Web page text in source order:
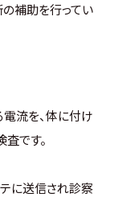
補助を行ってい
流を、体に付け
です。
に送信され診察